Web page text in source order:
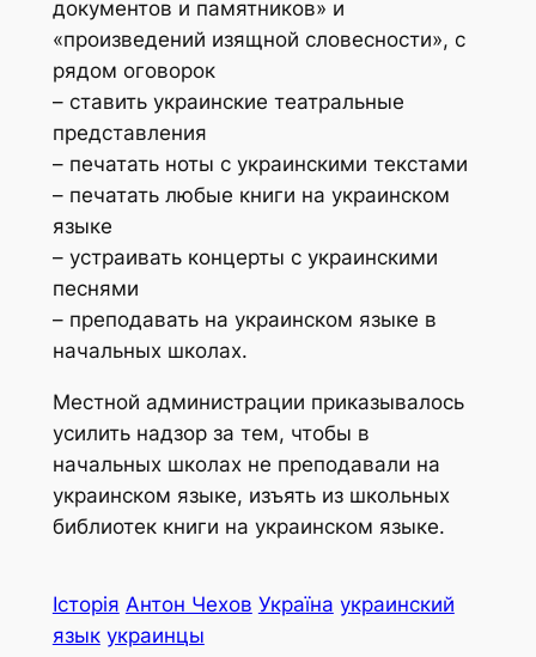
документов и памятников» и
«произведений изящной словесности», с
рядом оговорок
– ставить украинские театральные
представления
– печатать ноты с украинскими текстами
– печатать любые книги на украинском
языке
– устраивать концерты с украинскими
песнями
– преподавать на украинском языке в
начальных школах.
Местной администрации приказывалось
усилить надзор за тем, чтобы в
начальных школах не преподавали на
украинском языке, изъять из школьных
библиотек книги на украинском языке.
Історія Антон Чехов Україна украинский
язык украинцы